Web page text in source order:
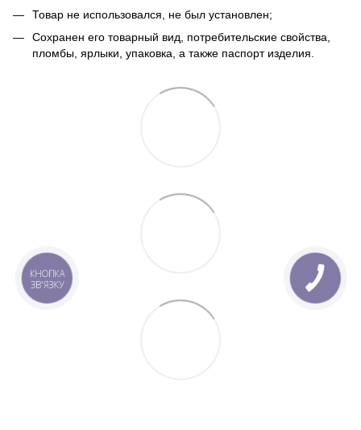
Товар не использовался, не был установлен;
Сохранен его товарный вид, потребительские свойства,
пломбы, ярлыки, упаковка, а также паспорт изделия.
КНОПКА
ЗВ'ЯЗКУ